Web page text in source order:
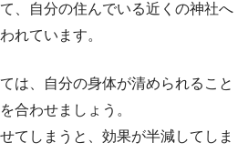
、自分の住んでいる近くの神社へ
れています。
は、自分の身体が清められること
合わせましょう。
てしまうと、効果が半減してしま